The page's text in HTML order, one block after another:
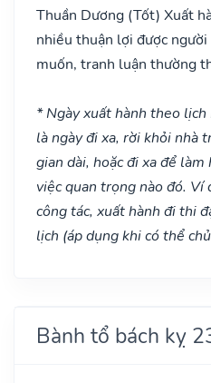
Thuần Dương (Tốt) Xuất
nhiều thuận lợi được
muốn, tranh luận thường
* Ngày xuất hành theo
là ngày đi xa, rời khỏi nhà
gian dài, hoặc đi xa để
việc quan trọng nào đó. Ví
công tác, xuất hành đi thi
lịch (áp dụng khi có thể
Bành tổ bách kỵ